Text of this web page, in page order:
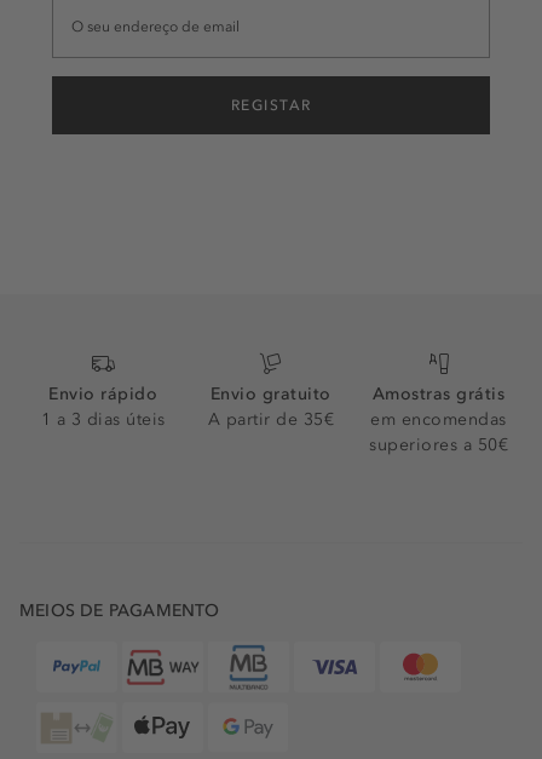
REGISTAR
Envio rápido
1 a 3 dias úteis
Envio gratuito
A partir de 35€
Amostras grátis
em encomendas
superiores a 50€
MEIOS DE PAGAMENTO